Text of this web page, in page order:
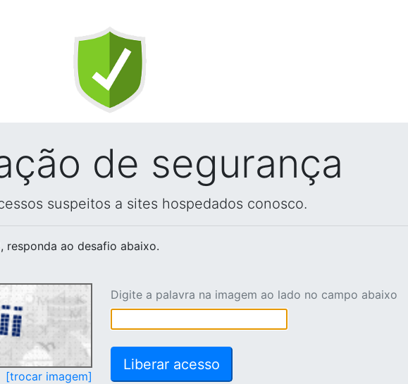
de segurança
suspeitos a sites hospedados conosco.
, responda ao desafio abaixo.
[trocar imagem]
Digite a palavra na imagem ao lado no campo abaixo